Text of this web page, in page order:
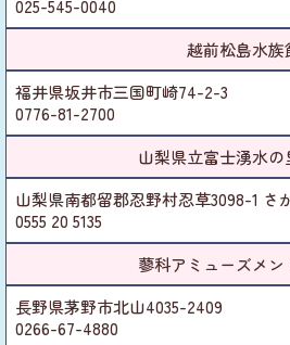
025-545-0040
越前松島水族
福井県坂井市三国町崎74-2-3
0776-81-2700
山梨県立富士湧水の
山梨県南都留郡忍野村忍草3098-1 さ
0555 20 5135
蓼科アミューズメン
長野県茅野市北山4035-2409
0266-67-4880